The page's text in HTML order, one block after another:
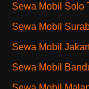
Sewa Mobil Solo
Sewa Mobil
Sewa Mobil
Sewa Mobil